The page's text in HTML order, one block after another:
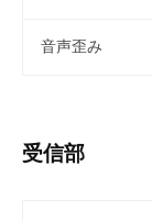
音声歪み
受信部